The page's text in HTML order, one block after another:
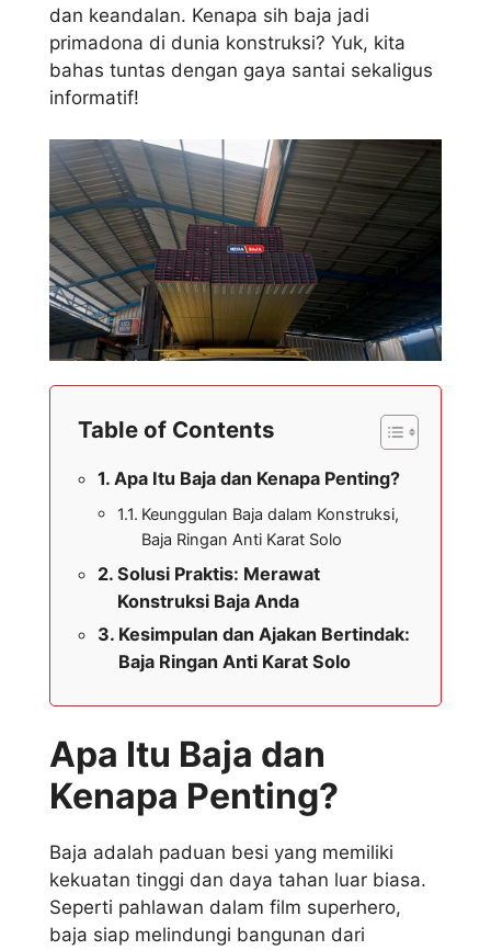
dan keandalan. Kenapa sih baja jadi
primadona di dunia konstruksi? Yuk, kita
bahas tuntas dengan gaya santai sekaligus
informatif!
Table of Contents
Apa Itu Baja dan Kenapa Penting?
Keunggulan Baja dalam Konstruksi,
Baja Ringan Anti Karat Solo
Solusi Praktis: Merawat
Konstruksi Baja Anda
Kesimpulan dan Ajakan Bertindak:
Baja Ringan Anti Karat Solo
Apa Itu Baja dan
Kenapa Penting?
Baja adalah paduan besi yang memiliki
kekuatan tinggi dan daya tahan luar biasa.
Seperti pahlawan dalam film superhero,
baja siap melindungi bangunan dari